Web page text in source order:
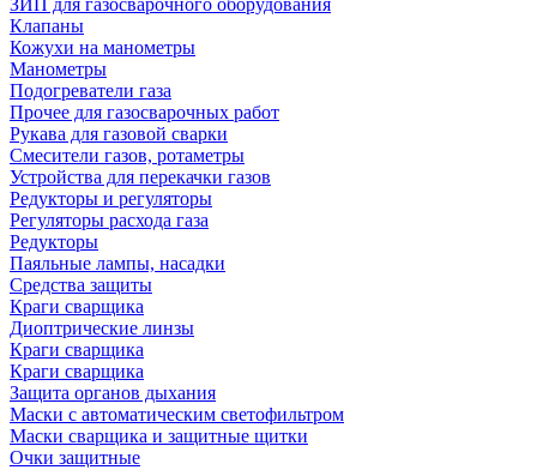
ЗИП для газосварочного оборудования
Клапаны
Кожухи на манометры
Манометры
Подогреватели газа
Прочее для газосварочных работ
Рукава для газовой сварки
Смесители газов, ротаметры
Устройства для перекачки газов
Редукторы и регуляторы
Регуляторы расхода газа
Редукторы
Паяльные лампы, насадки
Средства защиты
Краги сварщика
Диоптрические линзы
Краги сварщика
Краги сварщика
Защита органов дыхания
Маски с автоматическим светофильтром
Маски сварщика и защитные щитки
Очки защитные